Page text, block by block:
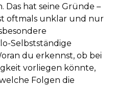
Das hat seine Gründe –
oftmals unklar und nur
Selbstständige
du erkennst, ob bei
vorliegen könnte,
Folgen die